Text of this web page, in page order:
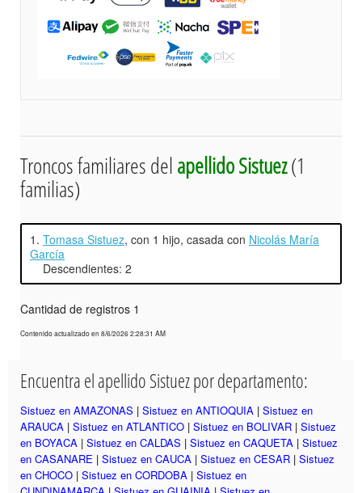
Troncos familiares delapellido Sistuez(1
familias)
1. Tomasa Sistuez, con 1 hijo, casada con Nicolás María
García
Descendientes: 2
Cantidad de registros 1
Contenido actualizado en 8/6/2026 2:28:31 AM
Encuentra el apellido Sistuez por departamento:
Sistuez en AMAZONAS | Sistuez en ANTIOQUIA | Sistuez en
ARAUCA | Sistuez en ATLANTICO | Sistuez en BOLIVAR | Sistuez
en BOYACA | Sistuez en CALDAS | Sistuez en CAQUETA | Sistuez
en CASANARE | Sistuez en CAUCA | Sistuez en CESAR | Sistuez
en CHOCO | Sistuez en CORDOBA | Sistuez en